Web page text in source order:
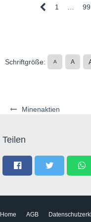
Minenaktien
1 99
Schriftgröße: A A
Teilen
Home AGB